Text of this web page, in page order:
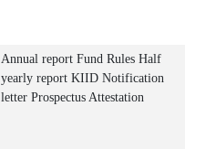
Annual report Fund Rules Half
yearly report KIID Notification
letter Prospectus Attestation